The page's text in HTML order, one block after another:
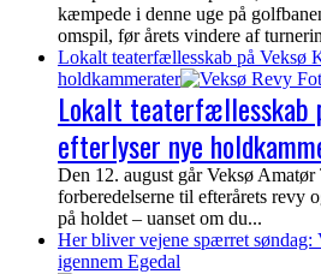
kæmpede i denne uge på
omspil, før årets vindere af
Lokalt teaterfællesskab på Veksø
holdkammerater
Lokalt teaterfællesskab
efterlyser nye
Den 12. august går Veksø Amatør
forberedelserne til efterårets revy
på holdet – uanset om du...
Her bliver vejene spærret søndag:
igennem Egedal